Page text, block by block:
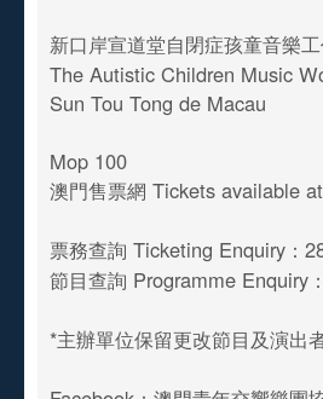
新口岸宣道堂自閉症孩童音樂
The Autistic Children Music
Sun Tou Tong de Macau
Mop 100
澳門售票網 Tickets available
票務查詢 Ticketing Enquiry：
節目查詢 Programme Enquiry
*主辦單位保留更改節目及演出